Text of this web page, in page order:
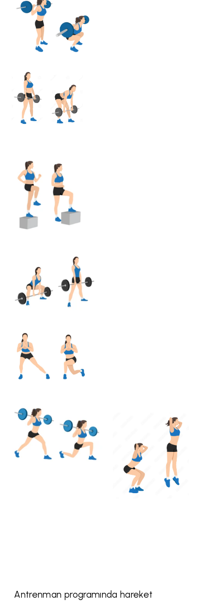
Antrenman programında hareket